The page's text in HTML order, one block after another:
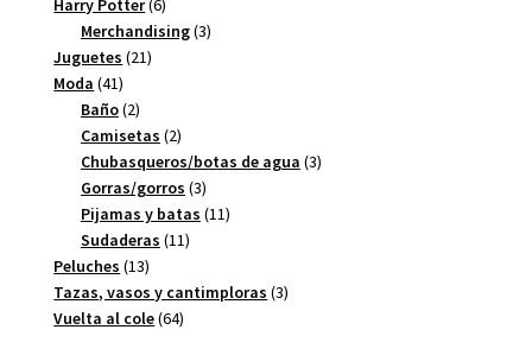
Harry Potter 6
productos
Merchandising 33
Juguetes 2121
Moda 4141
productos
Baño 22
productos
Camisetas 22
productos
Chubasqueros/botas de agua 33
Gorras/gorros 33
productos
Pijamas y batas 1111
Sudaderas 1111
Peluches 1313
productos
Tazas, vasos y cantimploras 33
Vuelta al cole 6464